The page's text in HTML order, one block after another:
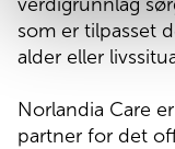
verdigrunnlag
som er tilpasset
alder eller
Norlandia Care
partner for det